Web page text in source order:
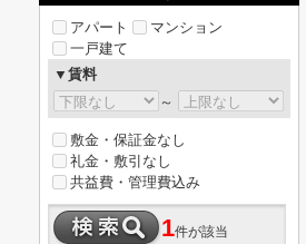
アパート
マンション
一戸建て
▼賃料
～
敷金・保証金なし
礼金・敷引なし
共益費・管理費込み
1件が該当